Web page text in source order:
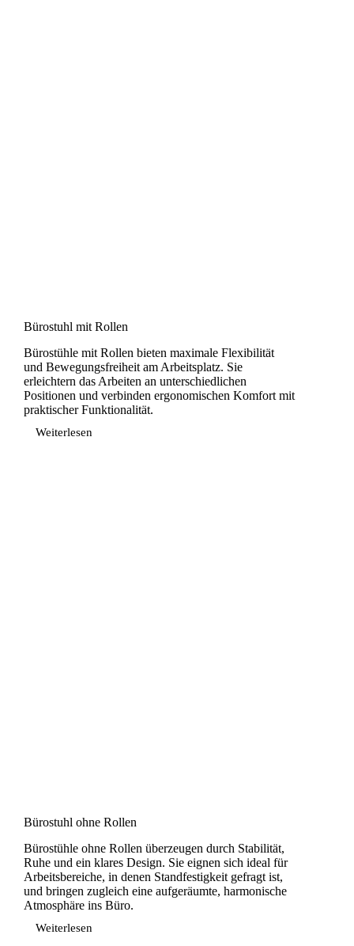
Bürostuhl mit Rollen
Bürostühle mit Rollen bieten maximale Flexibilität
und Bewegungsfreiheit am Arbeitsplatz. Sie
erleichtern das Arbeiten an unterschiedlichen
Positionen und verbinden ergonomischen Komfort mit
praktischer Funktionalität.
Weiterlesen
Bürostuhl
Bürostuhl ohne Rollen
Bürostühle ohne Rollen überzeugen durch Stabilität,
Ruhe und ein klares Design. Sie eignen sich ideal für
Arbeitsbereiche, in denen Standfestigkeit gefragt ist,
und bringen zugleich eine aufgeräumte, harmonische
Atmosphäre ins Büro.
Weiterlesen
Bürostuhl